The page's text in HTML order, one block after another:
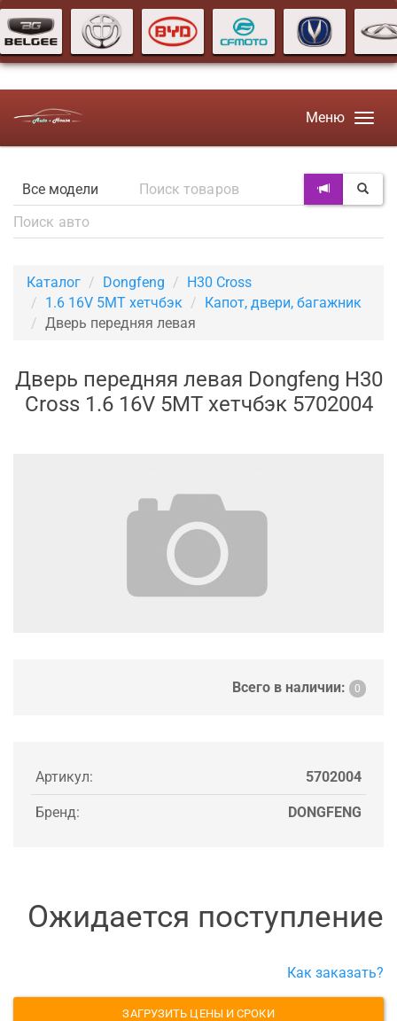
Меню
Каталог Dongfeng
H30 Cross
1.6 16V 5MT хетчбэк
Капот, двери, багажник
Дверь передняя левая
Дверь передняя левая Dongfeng H30
Cross 1.6 16V 5MT хетчбэк 5702004
Всего в наличии: 0
Артикул: 5702004
Бренд: DONGFENG
Ожидается поступление
Как заказать?
ЗАГРУЗИТЬ ЦЕНЫ И СРОКИ